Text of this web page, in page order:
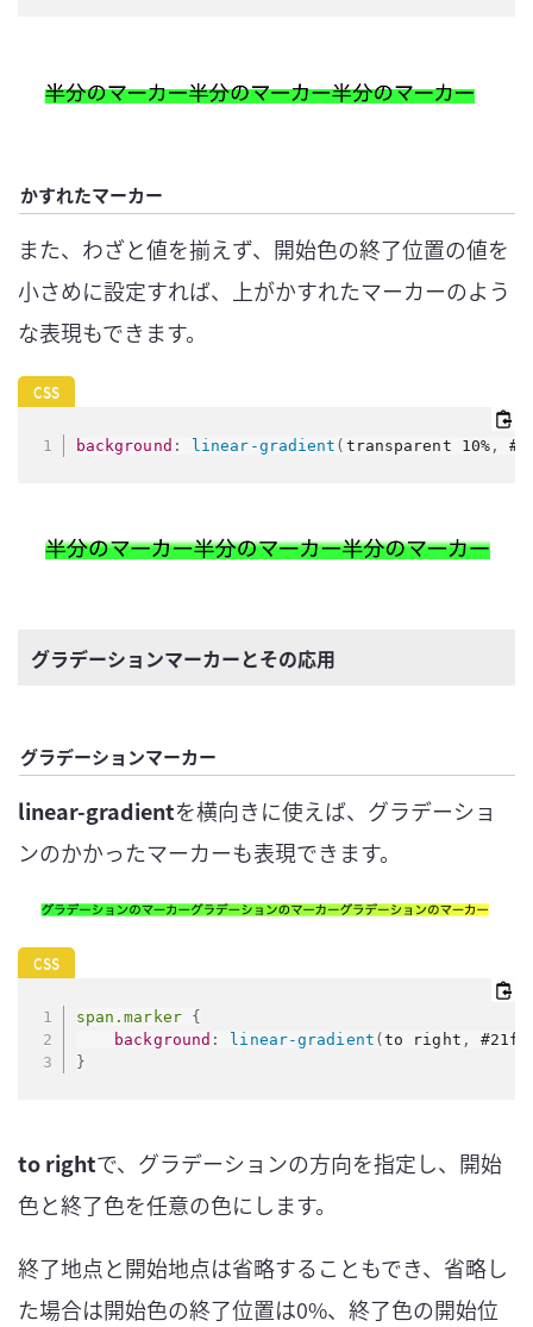
かすれたマーカー
また、わざと値を揃えず、開始色の終了位置の値を
小さめに設定すれば、上がかすれたマーカーのよう
な表現もできます。
background : linear-gradient ( transparent 10% ,
グラデーションマーカーとその応用
グラデーションマーカー
linear-gradientを横向きに使えば、グラデーショ
ンのかかったマーカーも表現できます。
span.marker
{
background : linear-gradient (to right ,
}
to rightで、グラデーションの方向を指定し、開始
色と終了色を任意の色にします。
終了地点と開始地点は省略することもでき、省略し
た場合は開始色の終了位置は0%、終了色の開始位